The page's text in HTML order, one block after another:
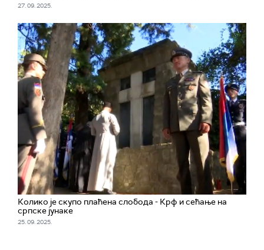
27. 09. 2025.
Колико је скупо плаћена слобода - Крф и сећање на
српске јунаке
25. 09. 2025.